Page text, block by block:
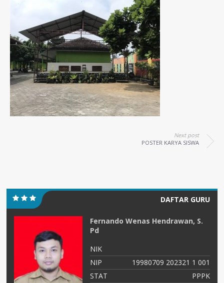
Next post
POSTER KARYA SISWA
DAFTAR GURU
Fernando Wenas Hendrawan, S.
Pd
NIK
NIP
19980709 202321 1 001
STAT
PPPK